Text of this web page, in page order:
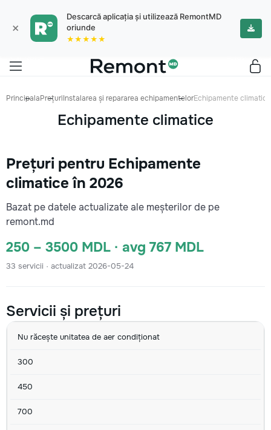
×
Descarcă aplicația și utilizează RemontMD
oriunde
★★★★★
PrincipalaPrețuriInstalarea și repararea echipamentelorEchipamente climatice
Echipamente climatice
Prețuri pentru Echipamente
climatice în 2026
Bazat pe datele actualizate ale meșterilor de pe
remont.md
250 – 3500 MDL · avg 767 MDL
33 servicii · actualizat 2026-05-24
Servicii și prețuri
SERVICIU MIN AVG MAX
Nu răcește unitatea de aer condiționat
300
450
700